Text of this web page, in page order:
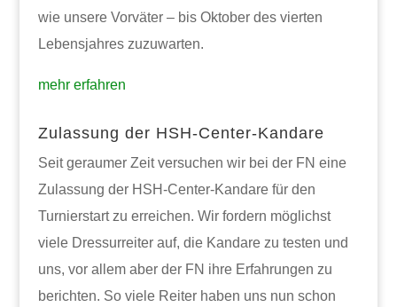
wie unsere Vorväter – bis Oktober des vierten
Lebensjahres zuzuwarten.
mehr erfahren
Zulassung der HSH-Center-Kandare
Seit geraumer Zeit versuchen wir bei der FN eine
Zulassung der HSH-Center-Kandare für den
Turnierstart zu erreichen. Wir fordern möglichst
viele Dressurreiter auf, die Kandare zu testen und
uns, vor allem aber der FN ihre Erfahrungen zu
berichten. So viele Reiter haben uns nun schon